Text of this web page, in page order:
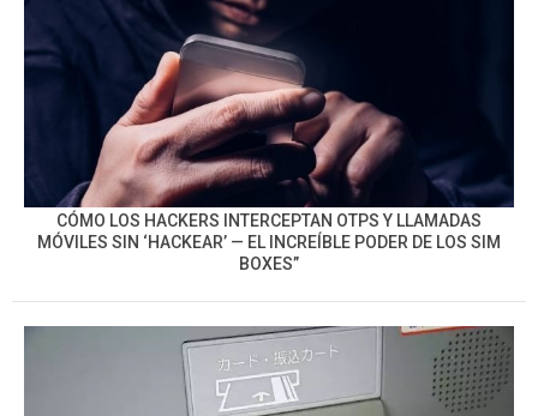
CÓMO LOS HACKERS INTERCEPTAN OTPS Y LLAMADAS
MÓVILES SIN ‘HACKEAR’ — EL INCREÍBLE PODER DE LOS SIM
BOXES”